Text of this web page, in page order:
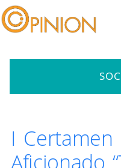
I
Aficionado